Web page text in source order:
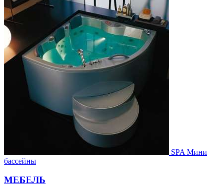
SPA Мини
бассейны
МЕБЕЛЬ